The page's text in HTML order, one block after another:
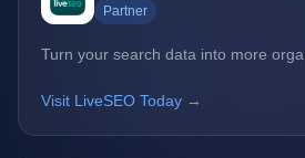
Partner
Turn your search data into more
Visit LiveSEO Today →